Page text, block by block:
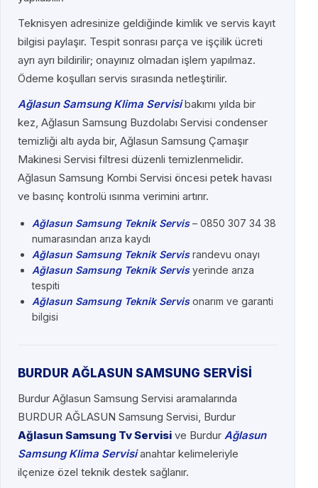
Teknisyen adresinize geldiğinde kimlik ve servis kayıt
bilgisi paylaşır. Tespit sonrası parça ve işçilik ücreti
ayrı ayrı bildirilir; onayınız olmadan işlem yapılmaz.
Ödeme koşulları servis sırasında netleştirilir.
Ağlasun Samsung Klima Servisibakımı yılda bir
kez, Ağlasun Samsung Buzdolabı Servisi condenser
temizliği altı ayda bir, Ağlasun Samsung Çamaşır
Makinesi Servisi filtresi düzenli temizlenmelidir.
Ağlasun Samsung Kombi Servisi öncesi petek havası
ve basınç kontrolü ısınma verimini artırır.
Ağlasun Samsung Teknik Servis– 0850 307 34 38
numarasından arıza kaydı
Ağlasun Samsung Teknik Servisrandevu onayı
Ağlasun Samsung Teknik Servisyerinde arıza
tespiti
Ağlasun Samsung Teknik Servisonarım ve garanti
bilgisi
BURDUR AĞLASUN SAMSUNG SERVİSİ
Burdur Ağlasun Samsung Servisi aramalarında
BURDUR AĞLASUN Samsung Servisi, Burdur
Ağlasun Samsung Tv Servisi ve Burdur Ağlasun
Samsung Klima Servisianahtar kelimeleriyle
ilçenize özel teknik destek sağlanır.